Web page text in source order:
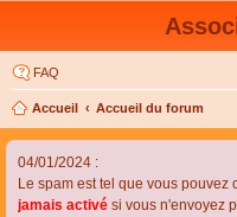
FAQ
Accueil Accueil du forum
04/01/2024 :
Le spam est tel que vous pouvez
jamais activé si vous n'envoyez